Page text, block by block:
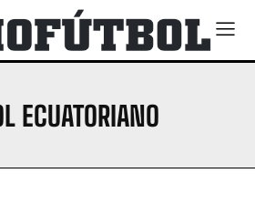
ECUATORIANO